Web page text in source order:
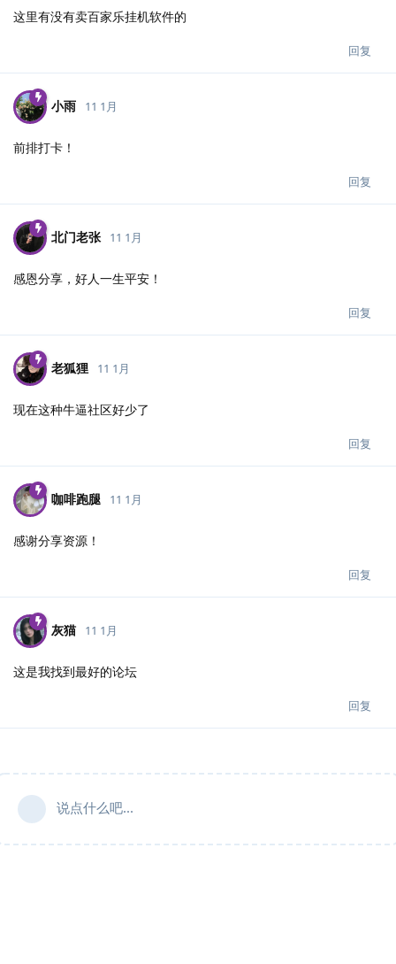
这里有没有卖百家乐挂机软件的
回复
小雨 11 1月
前排打卡！
回复
北门老张 11 1月
感恩分享，好人一生平安！
回复
老狐狸 11 1月
现在这种牛逼社区好少了
回复
咖啡跑腿 11 1月
感谢分享资源！
回复
灰猫 11 1月
这是我找到最好的论坛
回复
说点什么吧...